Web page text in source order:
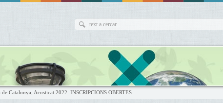
Catalunya, Acusticat 2022. INSCRIPCIONS OBERTES